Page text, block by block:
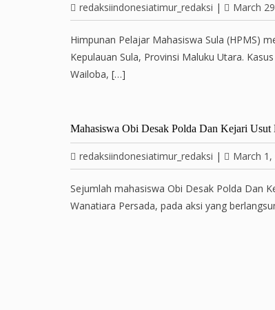
redaksiindonesiatimur_redaksi | March
Himpunan Pelajar Mahasiswa Sula (HPMS)
Kepulauan Sula, Provinsi Maluku Utara.
Wailoba, […]
Mahasiswa Obi Desak Polda Dan Kejari
redaksiindonesiatimur_redaksi | March 1,
Sejumlah mahasiswa Obi Desak Polda Dan
Wanatiara Persada, pada aksi yang